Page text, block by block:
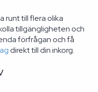
runt till flera olika
tillgängligheten och
förfrågan och få
direkt till din inkorg.